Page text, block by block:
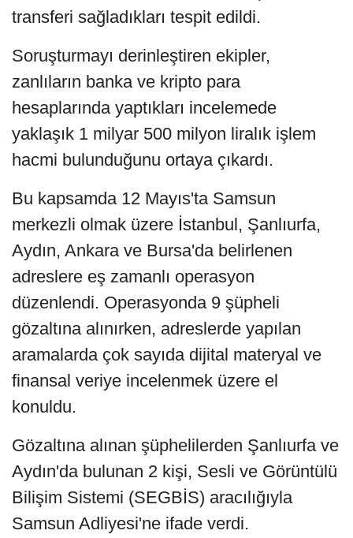
transferi sağladıkları tespit edildi.
Soruşturmayı derinleştiren ekipler,
zanlıların banka ve kripto para
hesaplarında yaptıkları incelemede
yaklaşık 1 milyar 500 milyon liralık işlem
hacmi bulunduğunu ortaya çıkardı.
Bu kapsamda 12 Mayıs'ta Samsun
merkezli olmak üzere İstanbul, Şanlıurfa,
Aydın, Ankara ve Bursa'da belirlenen
adreslere eş zamanlı operasyon
düzenlendi. Operasyonda 9 şüpheli
gözaltına alınırken, adreslerde yapılan
aramalarda çok sayıda dijital materyal ve
finansal veriye incelenmek üzere el
konuldu.
Gözaltına alınan şüphelilerden Şanlıurfa ve
Aydın'da bulunan 2 kişi, Sesli ve Görüntülü
Bilişim Sistemi (SEGBİS) aracılığıyla
Samsun Adliyesi'ne ifade verdi.